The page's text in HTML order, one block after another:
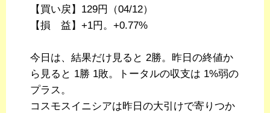
【買い戻】129円（04/12）
【損 益】+1円。+0.77%
今日は、結果だけ見ると 2勝。昨日の終値か
ら見ると 1勝 1敗。トータルの収支は 1%弱の
プラス。
コスモスイニシアは昨日の大引けで寄りつか